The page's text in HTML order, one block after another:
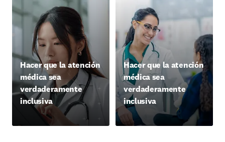
Hacer que la atención
médica sea
verdaderamente
inclusiva
Hacer que la atención
médica sea
verdaderamente
inclusiva